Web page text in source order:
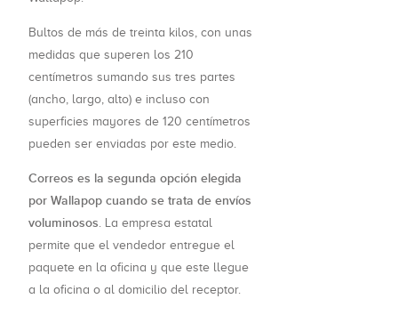
Bultos de más de treinta kilos, con unas
medidas que superen los 210
centímetros sumando sus tres partes
(ancho, largo, alto) e incluso con
superficies mayores de 120 centímetros
pueden ser enviadas por este medio.
Correos es la segunda opción elegida
por Wallapop cuando se trata de envíos
voluminosos. La empresa estatal
permite que el vendedor entregue el
paquete en la oficina y que este llegue
a la oficina o al domicilio del receptor.